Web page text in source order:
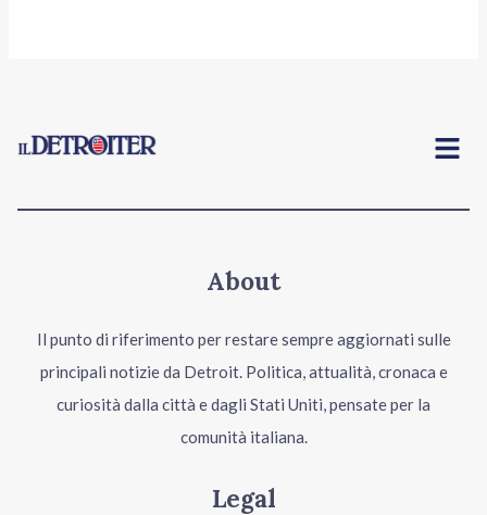
Menu
About
Il punto di riferimento per restare sempre aggiornati sulle
principali notizie da Detroit. Politica, attualità, cronaca e
curiosità dalla città e dagli Stati Uniti, pensate per la
comunità italiana.
Legal